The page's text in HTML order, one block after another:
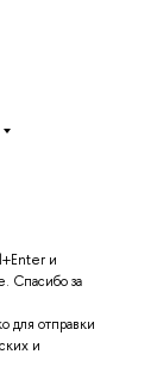
и
Спасибо за
для отправки
и